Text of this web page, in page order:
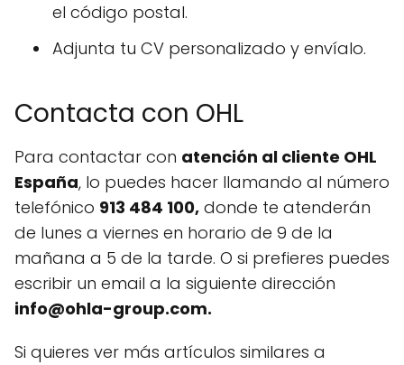
el código postal.
Adjunta tu CV personalizado y envíalo.
Contacta con OHL
Para contactar con atención al cliente OHL
España, lo puedes hacer llamando al número
telefónico 913 484 100, donde te atenderán
de lunes a viernes en horario de 9 de la
mañana a 5 de la tarde. O si prefieres puedes
escribir un email a la siguiente dirección
info@ohla-group.com.
Si quieres ver más artículos similares a